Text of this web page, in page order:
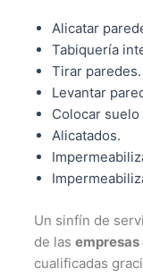
Alicatar
Tabiquería
Tirar paredes.
Levantar
Colocar suelo
Alicatados.
Un sinfín de
de las
cualificadas